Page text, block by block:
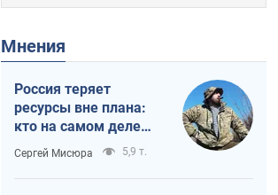
Мнения
Россия теряет
ресурсы вне плана:
кто на самом деле
диктует темп войны
Сергей Мисюра 5,9 т.